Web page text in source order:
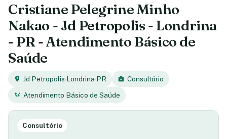
Cristiane Pelegrine Minho
Nakao - Jd Petropolis - Londrina
- PR - Atendimento Básico de
Saúde
Jd Petropolis·Londrina·PR
Consultório
Atendimento Básico de Saúde
Consultório